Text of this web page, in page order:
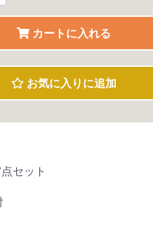
カートに入れる
お気に入りに追加
セット